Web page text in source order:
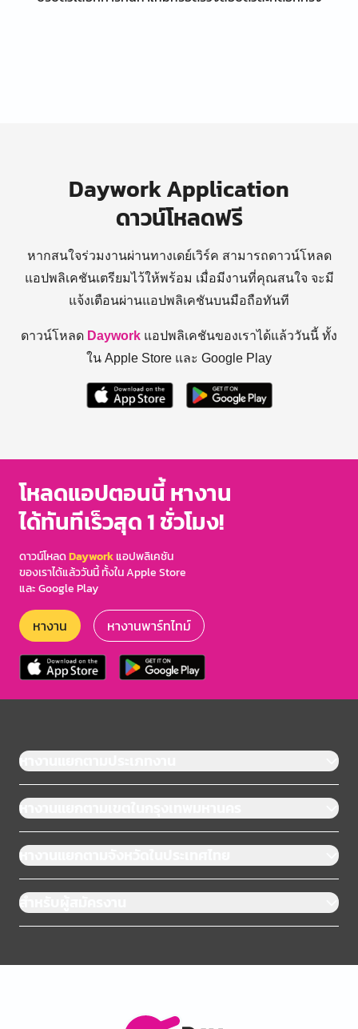
Daywork Application
ดาวน์โหลดฟรี
หากสนใจร่วมงานผ่านทางเดย์เวิร์ค สามารถดาวน์โหลด
แอปพลิเคชันเตรียมไว้ให้พร้อม เมื่อมีงานที่คุณสนใจ จะมี
แจ้งเตือนผ่านแอปพลิเคชันบนมือถือทันที
ดาวน์โหลด Daywork แอปพลิเคชันของเราได้แล้ววันนี้ ทั้ง
ใน Apple Store และ Google Play
โหลดแอปตอนนี้ หางาน
ได้ทันทีเร็วสุด 1 ชั่วโมง!
ดาวน์โหลดDayworkแอปพลิเคชัน
ของเราได้แล้ววันนี้ ทั้งใน Apple Store
และ Google Play
หางาน หางานพาร์ทไทม์
หางานแยกตามประเภทงาน
หางานแยกตามเขตในกรุงเทพมหานคร
หางานแยกตามจังหวัดในประเทศไทย
สำหรับผู้สมัครงาน